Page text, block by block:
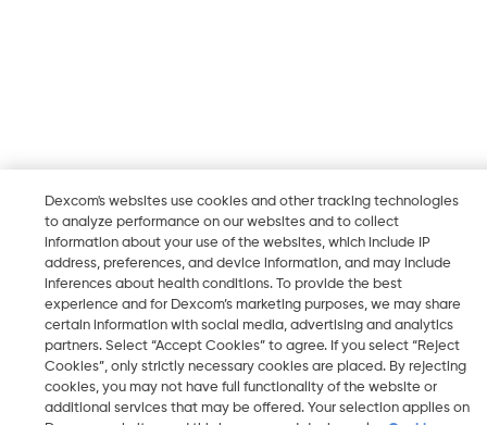
Dexcom's websites use cookies and other tracking technologies
to analyze performance on our websites and to collect
information about your use of the websites, which include IP
address, preferences, and device information, and may include
inferences about health conditions. To provide the best
experience and for Dexcom’s marketing purposes, we may share
certain information with social media, advertising and analytics
partners. Select “Accept Cookies” to agree. If you select “Reject
Cookies”, only strictly necessary cookies are placed. By rejecting
cookies, you may not have full functionality of the website or
additional services that may be offered. Your selection applies on